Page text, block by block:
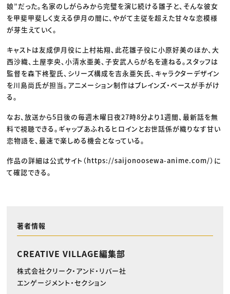
娘”だった。名家のしがらみから完璧を演じ続ける雛子と、そんな彼女
を甲斐甲斐しく支える伊月の間に、やがて主従を超えた甘々な恋模様
が芽生えていく。
キャストは友成伊月役に上村祐翔、此花雛子役に小原好美のほか、大
西沙織、土屋李央、小清水亜美、子安武人らが名を連ねる。スタッフは
監督を森下柊聖氏、シリーズ構成を吉永亜矢氏、キャラクターデザイン
を川島尚氏が担当。アニメーション制作はブレインズ・ベースが手がけ
る。
なお、放送から5日後の毎週木曜日夜27時8分より1週間、最新話を無
料で視聴できる。ギャップあふれるヒロインとお世話係が織りなす甘い
恋物語を、最速で楽しめる機会となっている。
作品の詳細は公式サイト（https://saijonoosewa-anime.com/）に
て確認できる。
著者情報
CREATIVE VILLAGE編集部
株式会社クリーク・アンド・リバー社
エンゲージメント・セクション